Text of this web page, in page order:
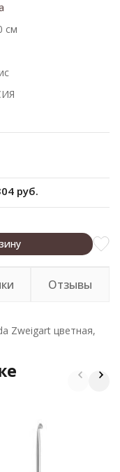
см
руб.
Отзывы
Zweigart цветная,